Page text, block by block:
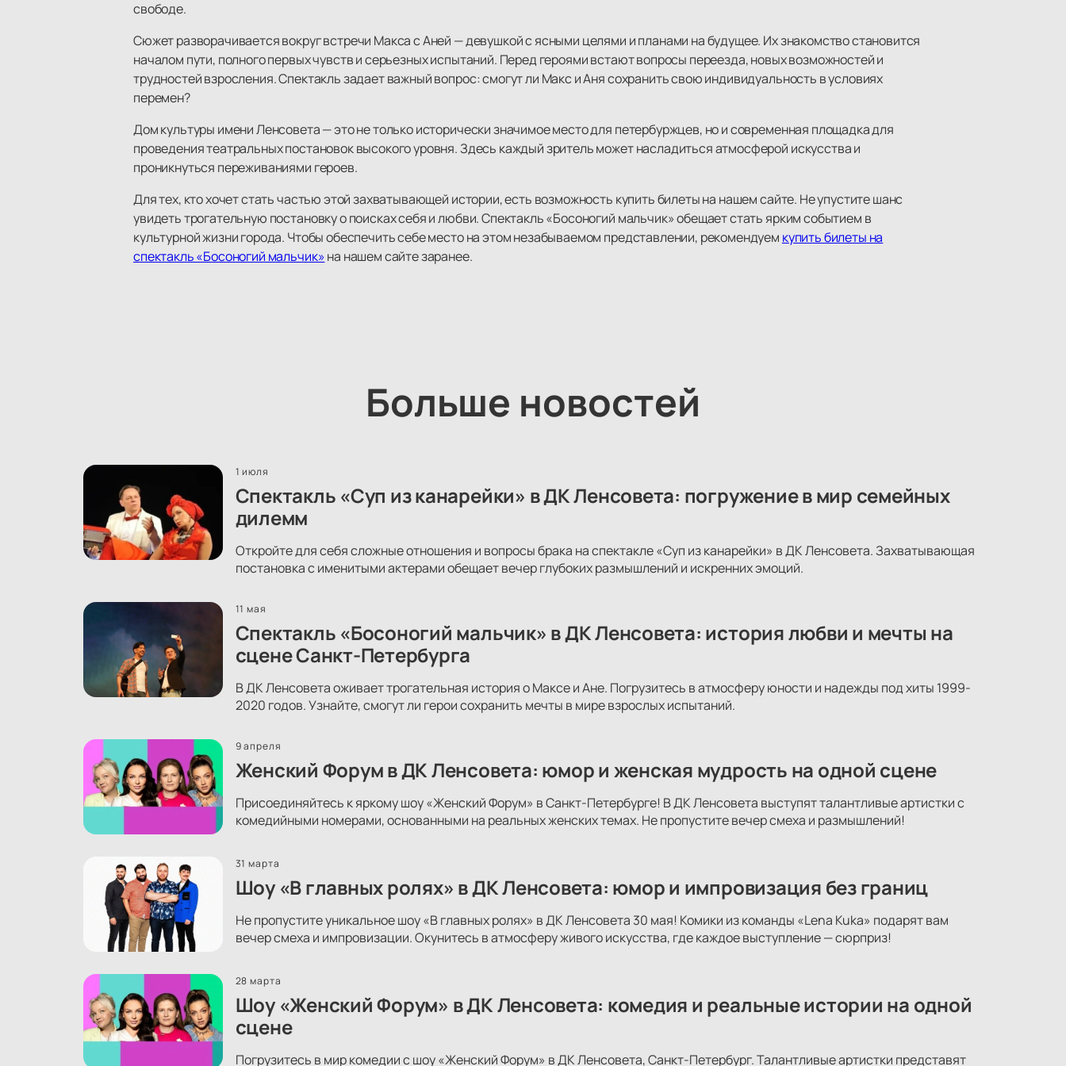
свободе.
Сюжет разворачивается вокруг встречи Макса с Аней — девушкой с ясными целями и планами на будущее. Их знакомство становится
началом пути, полного первых чувств и серьезных испытаний. Перед героями встают вопросы переезда, новых возможностей и
трудностей взросления. Спектакль задает важный вопрос: смогут ли Макс и Аня сохранить свою индивидуальность в условиях
перемен?
Дом культуры имени Ленсовета — это не только исторически значимое место для петербуржцев, но и современная площадка для
проведения театральных постановок высокого уровня. Здесь каждый зритель может насладиться атмосферой искусства и
проникнуться переживаниями героев.
Для тех, кто хочет стать частью этой захватывающей истории, есть возможность купить билеты на нашем сайте. Не упустите шанс
увидеть трогательную постановку о поисках себя и любви. Спектакль «Босоногий мальчик» обещает стать ярким событием в
культурной жизни города. Чтобы обеспечить себе место на этом незабываемом представлении, рекомендуем купить билеты на
спектакль «Босоногий мальчик» на нашем сайте заранее.
Больше новостей
1 июля
Спектакль «Суп из канарейки» в ДК Ленсовета: погружение в мир семейных
дилемм
Откройте для себя сложные отношения и вопросы брака на спектакле «Суп из канарейки» в ДК Ленсовета. Захватывающая
постановка с именитыми актерами обещает вечер глубоких размышлений и искренних эмоций.
11 мая
Спектакль «Босоногий мальчик» в ДК Ленсовета: история любви и мечты на
сцене Санкт-Петербурга
В ДК Ленсовета оживает трогательная история о Максе и Ане. Погрузитесь в атмосферу юности и надежды под хиты 1999-
2020 годов. Узнайте, смогут ли герои сохранить мечты в мире взрослых испытаний.
9 апреля
Женский Форум в ДК Ленсовета: юмор и женская мудрость на одной сцене
Присоединяйтесь к яркому шоу «Женский Форум» в Санкт-Петербурге! В ДК Ленсовета выступят талантливые артистки с
комедийными номерами, основанными на реальных женских темах. Не пропустите вечер смеха и размышлений!
31 марта
Шоу «В главных ролях» в ДК Ленсовета: юмор и импровизация без границ
Не пропустите уникальное шоу «В главных ролях» в ДК Ленсовета 30 мая! Комики из команды «Lena Kuka» подарят вам
вечер смеха и импровизации. Окунитесь в атмосферу живого искусства, где каждое выступление — сюрприз!
28 марта
Шоу «Женский Форум» в ДК Ленсовета: комедия и реальные истории на одной
сцене
Погрузитесь в мир комедии с шоу «Женский Форум» в ДК Ленсовета, Санкт-Петербург. Талантливые артистки представят